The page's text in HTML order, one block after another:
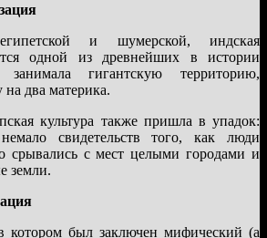
и шумерской, индская
одной из древнейших в истории
занимала гигантскую территорию,
два материка.
культура также пришла в упадок:
свидетельств того, как люди
срывались с мест целыми городами и
земли.
котором был заключен мифический (а